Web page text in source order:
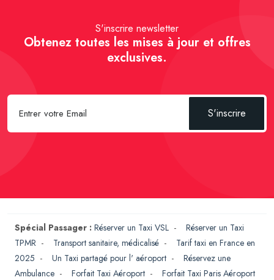
S'inscrire newsletter
Obtenez toutes les mises à jour et offres
exclusives.
S'inscrire
Spécial Passager : Réserver un Taxi VSL - Réserver un Taxi
TPMR - Transport sanitaire, médicalisé - Tarif taxi en France en
2025 - Un Taxi partagé pour l' aéroport - Réservez une
Ambulance - Forfait Taxi Aéroport - Forfait Taxi Paris Aéroport